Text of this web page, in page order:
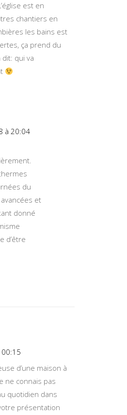
est en
chantiers en
les bains est
ça prend du
qui va
à 20:04
du
et
donné
d’être
d’une maison à
ne connais pas
quotidien dans
présentation